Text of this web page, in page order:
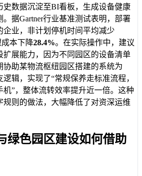
史数据沉淀至BI看板，生成设备健康
据Gartner行业基准测试表明，部署
企业，非计划停机时间平均减少
本下降28.4%。在实际操作中，建议
扩展能力，因为不同园区的设备清单
协助某物流枢纽园区搭建的系统为
辑，实现了“常规保养走标准流程，
机”，整体流转效率提升近一倍。这种
规则的做法，大幅降低了对资深运维
绿色园区建设如何借助